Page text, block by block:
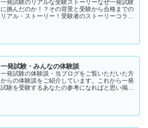
一発試験のリアルな受験ストーリーなぜ一発試験
に挑んだのか！？その背景と受験から合格までの
リアル・ストーリー！受験者のストーリーコラム
一発試験・みんなの体験談
一発試験の体験談・当ブログをご覧いただいた方
からの体験談をご紹介しています。これから一発
試験を受験するあなたの参考になればと思い掲載